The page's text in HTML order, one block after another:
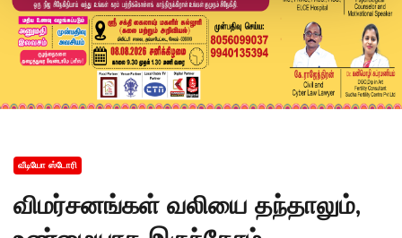
வீடியோ ஸ்டோரி
விமர்சனங்கள் வலியை தந்தாலும்,